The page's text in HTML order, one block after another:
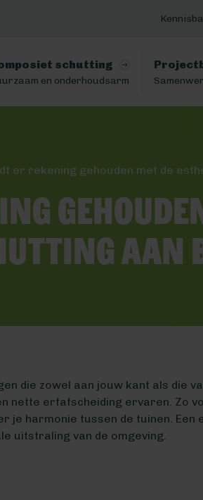
schutting
en onderhoudsarm
er rekening gehouden met de
aan
die zowel aan jouw kant als die
nette erfafscheiding ervaren. Zo
je harmonie tussen de tuinen.
uitstraling van de omgeving.